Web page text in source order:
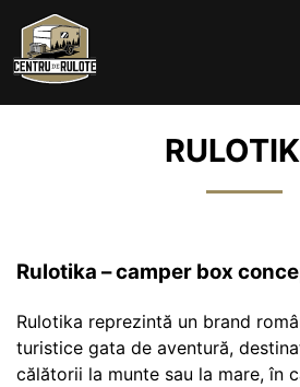
content
Rulotika – camper box
Rulotika reprezintă un brand
turistice gata de aventură,
călătorii la munte sau la mare, în